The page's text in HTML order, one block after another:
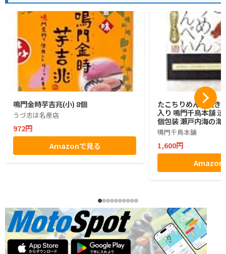
鳴門金時芋吉兆(小) 8個
うづ志ほ名産店
972円
Amazonで見る
たこちりめん素焼き
入り 鳴門千鳥本舗
個包装 瀬戸内海の海
鳴門千鳥本舗
1,600円
Amazon